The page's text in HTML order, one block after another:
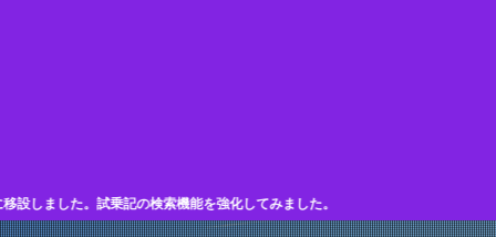
。試乗記の検索機能を強化してみました。